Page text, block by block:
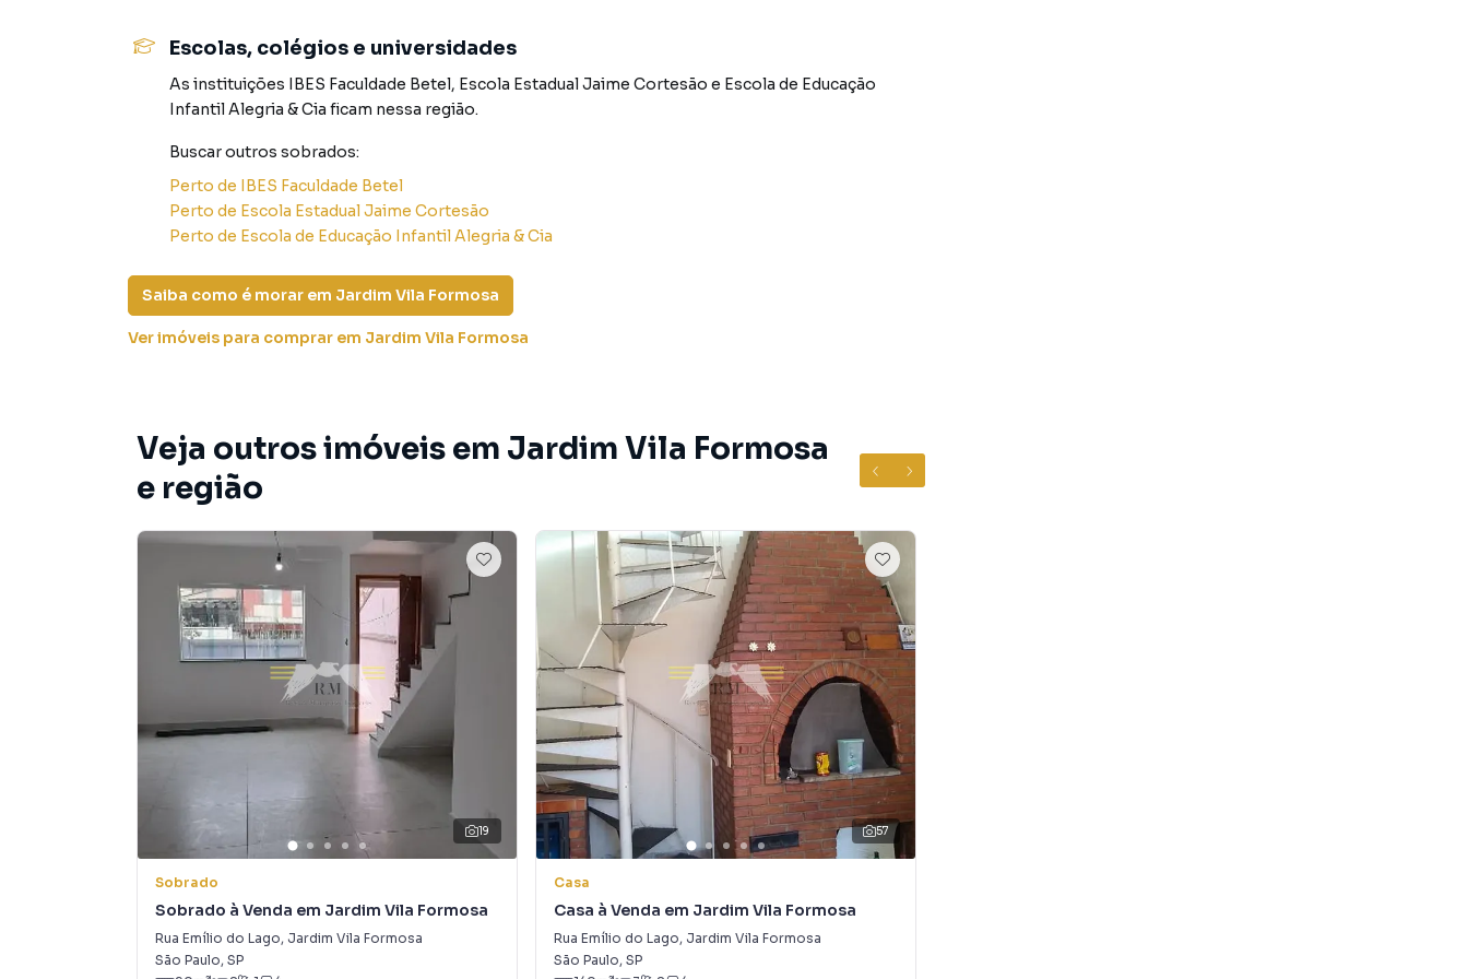
Escolas, colégios e universidades
As instituições IBES Faculdade Betel, Escola Estadual Jaime Cortesão e Escola de Educação
Infantil Alegria & Cia ficam nessa região.
Buscar outros sobrados:
Perto de IBES Faculdade Betel
Perto de Escola Estadual Jaime Cortesão
Perto de Escola de Educação Infantil Alegria & Cia
Saiba como é morar em Jardim Vila Formosa
Ver imóveis para comprar em Jardim Vila Formosa
Veja outros imóveis em Jardim Vila Formosa
e região
19
Sobrado
Sobrado à Venda em Jardim Vila Formosa
Rua Emílio do Lago, Jardim Vila Formosa
São Paulo, SP
57
Casa
Casa à Venda em Jardim Vila Formosa
Rua Emílio do Lago, Jardim Vila Formosa
São Paulo, SP